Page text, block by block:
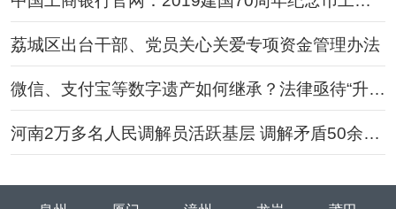
预约攻略
荔城区出台干部、党员关心关爱专项资金管理办法
微信、支付宝等数字遗产如何继承？法律亟待“升
级”
河南2万多名人民调解员活跃基层 调解矛盾50余万
件